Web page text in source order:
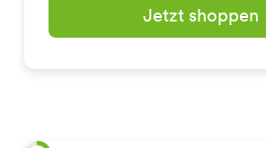
Jetzt shoppen